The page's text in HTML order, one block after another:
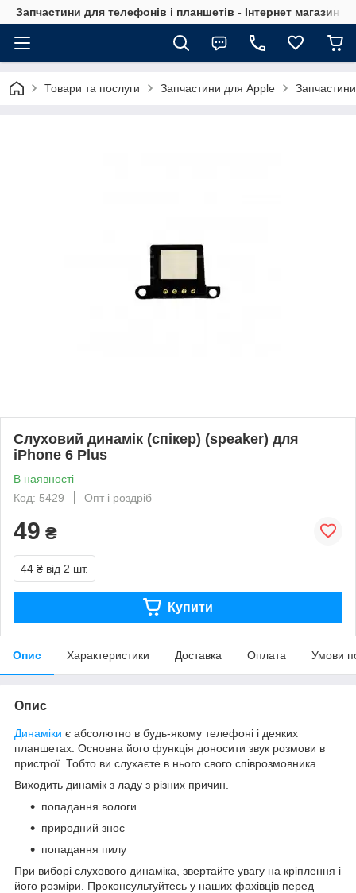
Запчастини для телефонів і планшетів - Інтернет магазин
Товари та послуги Запчастини для Apple
Слуховий динамік (спікер) (speaker) для
iPhone 6 Plus
В наявності
Код: 5429
Опт і роздріб
49 ₴
44 ₴ від 2 шт.
Купити
Опис Характеристики Доставка Оплата Умови
Опис
Динаміки є абсолютно в будь-якому телефоні і деяких
планшетах. Основна його функція доносити звук розмови в
пристрої. Тобто ви слухаєте в нього свого співрозмовника.
Виходить динамік з ладу з різних причин.
попадання вологи
природний знос
попадання пилу
При виборі слухового динаміка, звертайте увагу на кріплення і
його розміри. Проконсультуйтесь у наших фахівців перед